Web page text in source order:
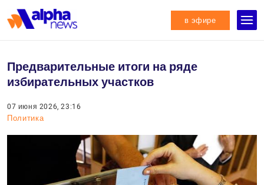
в эфире
Предварительные итоги на ряде
избирательных участков
07 июня 2026, 23:16
Политика